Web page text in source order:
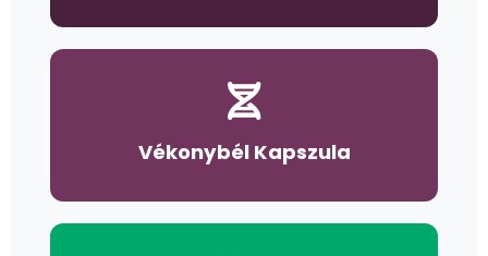
Vékonybél Kapszula